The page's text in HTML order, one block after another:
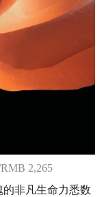
2,265
非凡生命力悉数